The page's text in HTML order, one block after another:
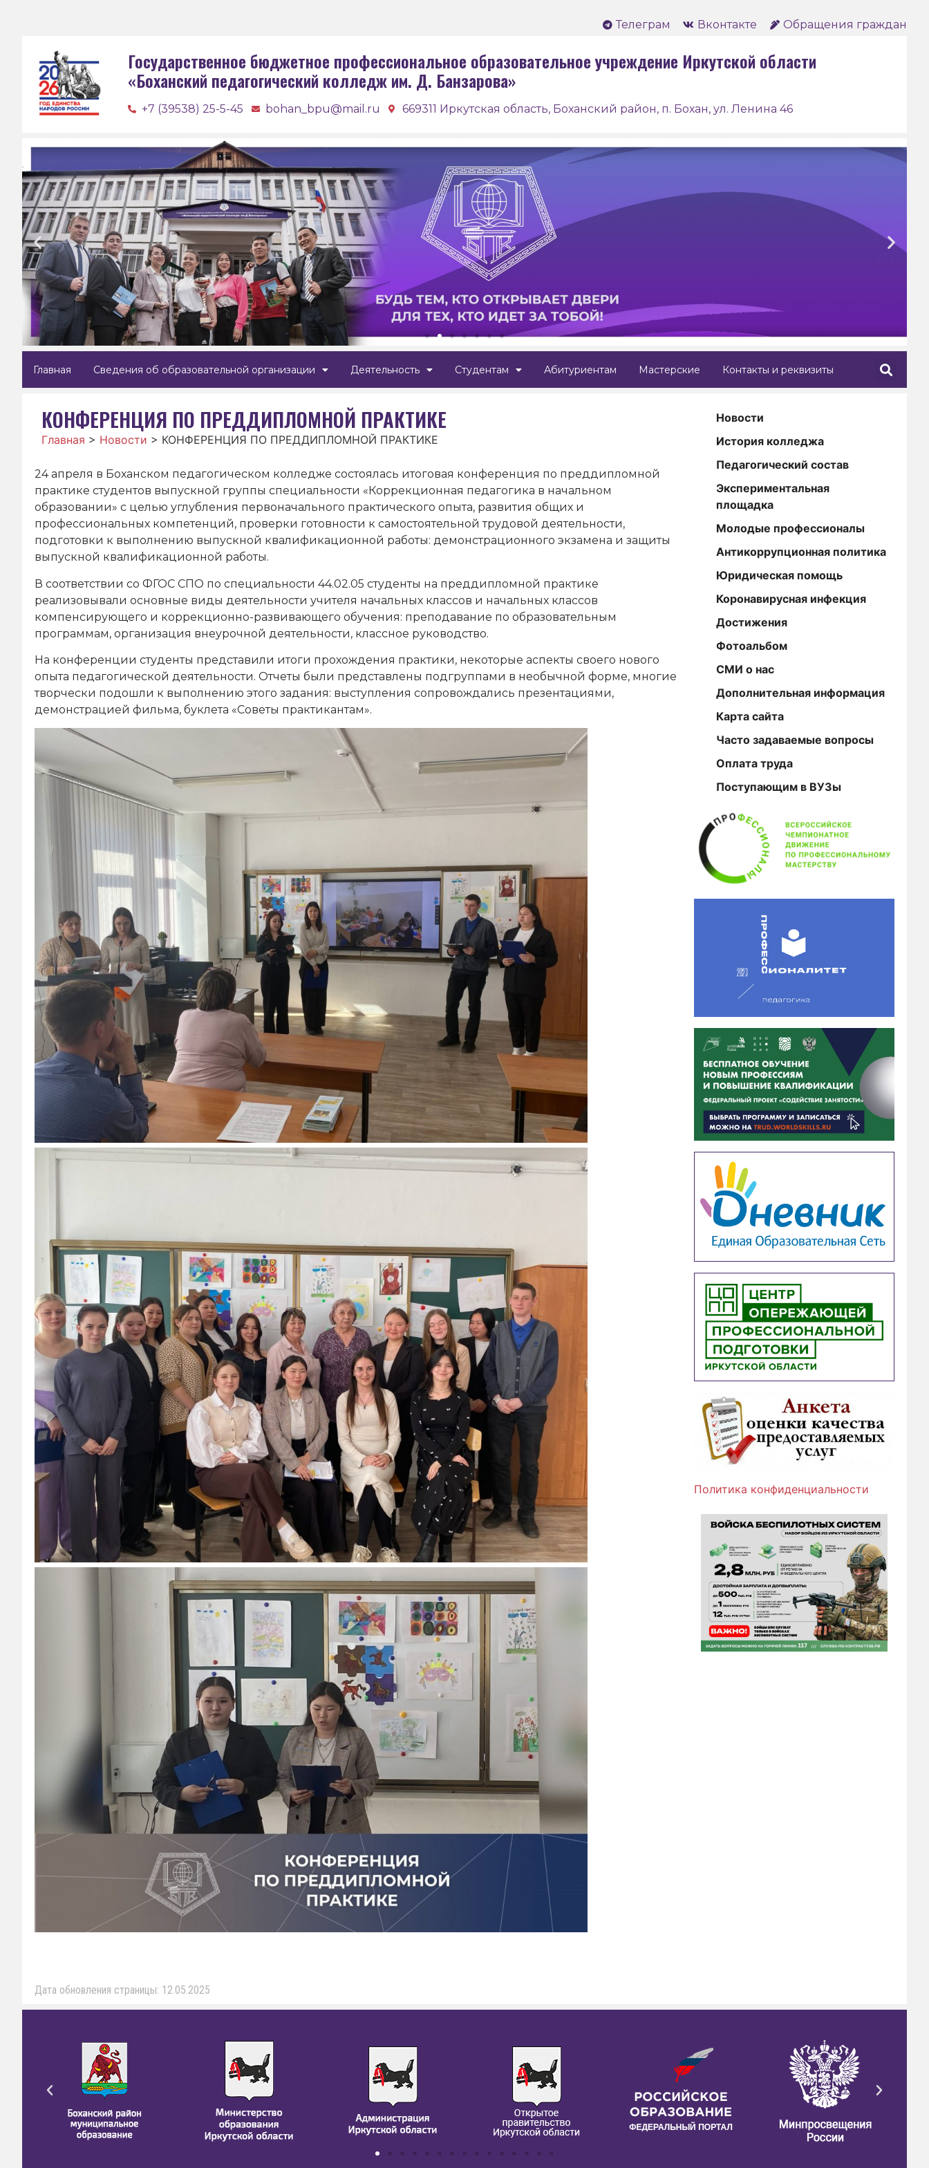
Телеграм Вконтакте Обращения граждан
Государственное бюджетное профессиональное образовательное учреждение Иркутской области
«Боханский педагогический колледж им. Д. Банзарова»
+7 (39538) 25-5-45 bohan_bpu@mail.ru 669311 Иркутская область, Боханский район, п. Бохан, ул. Ленина 46
Боханский педагогический
Главная Сведения об образовательной организации Деятельность Студентам Абитуриентам Мастерские Контакты и реквизиты
КОНФЕРЕНЦИЯ ПО ПРЕДДИПЛОМНОЙ ПРАКТИКЕ
Главная > Новости > КОНФЕРЕНЦИЯ ПО ПРЕДДИПЛОМНОЙ ПРАКТИКЕ
24 апреля в Боханском педагогическом колледже состоялась итоговая конференция по преддипломной
практике студентов выпускной группы специальности «Коррекционная педагогика в начальном
образовании» с целью углубления первоначального практического опыта, развития общих и
профессиональных компетенций, проверки готовности к самостоятельной трудовой деятельности,
подготовки к выполнению выпускной квалификационной работы: демонстрационного экзамена и защиты
выпускной квалификационной работы.
В соответствии со ФГОС СПО по специальности 44.02.05 студенты на преддипломной практике
реализовывали основные виды деятельности учителя начальных классов и начальных классов
компенсирующего и коррекционно-развивающего обучения: преподавание по образовательным
программам, организация внеурочной деятельности, классное руководство.
На конференции студенты представили итоги прохождения практики, некоторые аспекты своего нового
опыта педагогической деятельности. Отчеты были представлены подгруппами в необычной форме, многие
творчески подошли к выполнению этого задания: выступления сопровождались презентациями,
демонстрацией фильма, буклета «Советы практикантам».
Дата обновления страницы: 12.05.2025
Новости
История колледжа
Педагогический состав
Экспериментальная
площадка
Молодые профессионалы
Антикоррупционная политика
Юридическая помощь
Коронавирусная инфекция
Достижения
Фотоальбом
СМИ о нас
Дополнительная информация
Карта сайта
Часто задаваемые вопросы
Оплата труда
Поступающим в ВУЗы
Политика конфиденциальности